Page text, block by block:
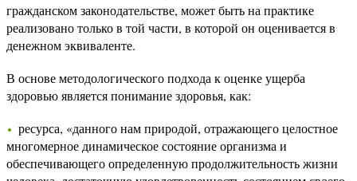
гражданском законодательстве, может быть на практике
реализовано только в той части, в которой он оценивается в
денежном эквиваленте.
В основе методологического подхода к оценке ущерба
здоровью является понимание здоровья, как:
ресурса, «данного нам природой, отражающего целостное
многомерное динамическое состояние организма и
обеспечивающего определенную продолжительность жизни